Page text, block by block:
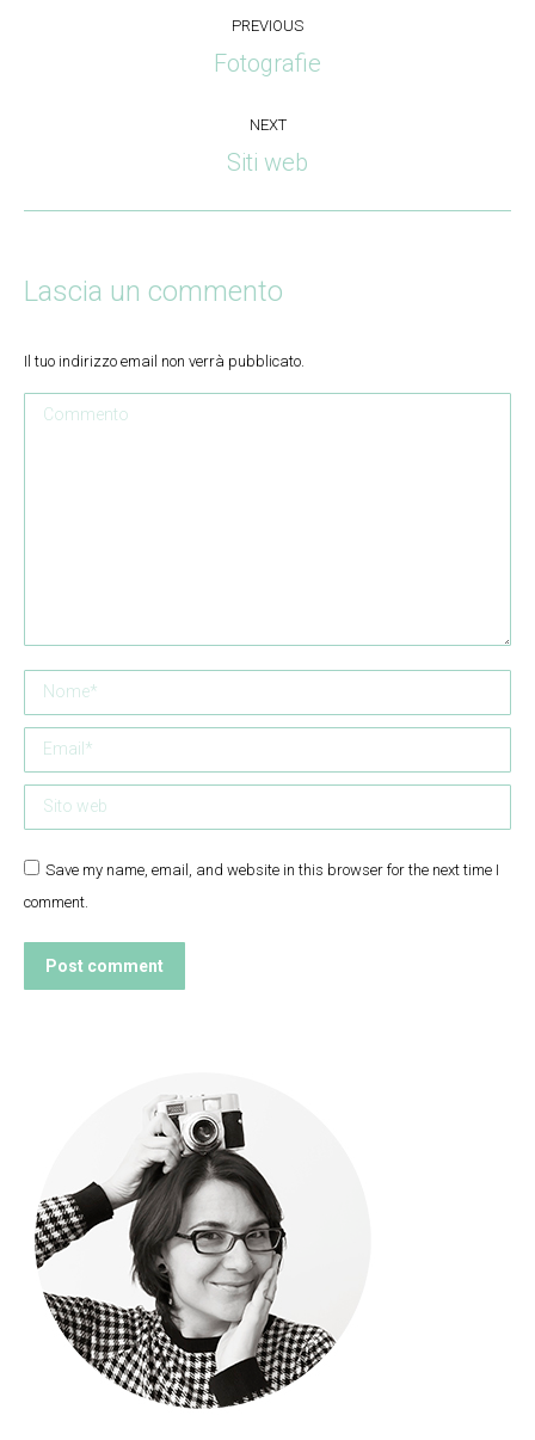
PREVIOUS
Previous
Fotografie
NEXT
Next
Siti web
Lascia un commento
Il tuo indirizzo email non verrà pubblicato.
Commento
Nome *
Email *
Sito web
Save my name, email, and website in this browser for the next time I
comment.
Post comment